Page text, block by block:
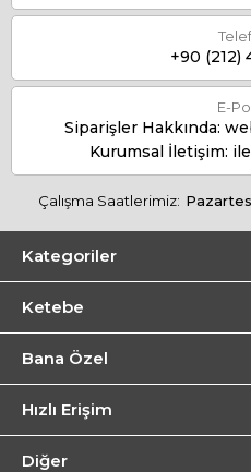
+90 (212)
E-
Siparişler Hakkında:
Kurumsal İletişim:
Çalışma Saatlerimiz:
Kategoriler
Ketebe
Bana Özel
Hızlı Erişim
Diğer